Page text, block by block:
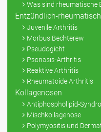
Was sind rheumatische
Entzündlich-
Juvenile Arthritis
Morbus Bechterew
Pseudogicht
Psoriasis-Arthritis
Reaktive Arthritis
Rheumatoide Arthritis
Kollagenosen
Antiphospholipid-
Mischkollagenose
Polymyositis und